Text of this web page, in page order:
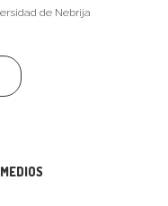
de Nebrija